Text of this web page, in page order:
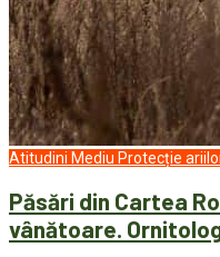
Atitudini Mediu Protecție
Păsări din Cartea
vânătoare.